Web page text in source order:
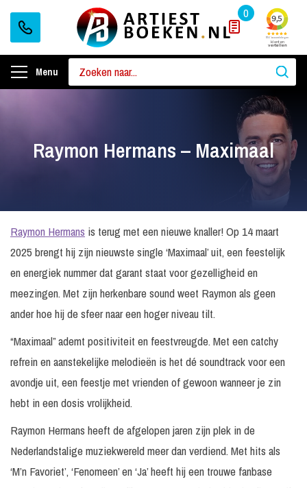
0
Menu
Raymon Hermans – Maximaal
Raymon Hermans is terug met een nieuwe knaller! Op 14 maart
2025 brengt hij zijn nieuwste single ‘Maximaal’ uit, een feestelijk
en energiek nummer dat garant staat voor gezelligheid en
meezingen. Met zijn herkenbare sound weet Raymon als geen
ander hoe hij de sfeer naar een hoger niveau tilt.
“Maximaal” ademt positiviteit en feestvreugde. Met een catchy
refrein en aanstekelijke melodieën is het dé soundtrack voor een
avondje uit, een feestje met vrienden of gewoon wanneer je zin
hebt in een dosis vrolijkheid.
Raymon Hermans heeft de afgelopen jaren zijn plek in de
Nederlandstalige muziekwereld meer dan verdiend. Met hits als
‘M’n Favoriet’, ‘Fenomeen’ en ‘Ja’ heeft hij een trouwe fanbase